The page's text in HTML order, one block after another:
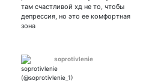
там счастливой хд не то, чтобы
депрессия, но это ее комфортная
зона
soprotivlenie